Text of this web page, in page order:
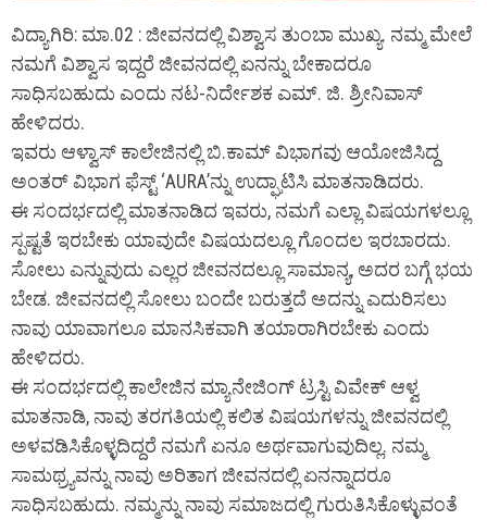
ವಿದ್ಯಾಗಿರಿ: ಮಾ.02 : ಜೀವನದಲ್ಲಿ ವಿಶ್ವಾಸ ತುಂಬಾ ಮುಖ್ಯ. ನಮ್ಮ ಮೇಲೆ
ನಮಗೆ ವಿಶ್ವಾಸ ಇದ್ದರೆ ಜೀವನದಲ್ಲಿ ಏನನ್ನು ಬೇಕಾದರೂ
ಸಾಧಿಸಬಹುದು ಎಂದು ನಟ-ನಿರ್ದೇಶಕ ಎಮ್. ಜಿ. ಶ್ರೀನಿವಾಸ್
ಹೇಳಿದರು.
ಇವರು ಆಳ್ವಾಸ್ ಕಾಲೇಜಿನಲ್ಲಿ ಬಿ.ಕಾಮ್ ವಿಭಾಗವು ಆಯೋಜಿಸಿದ್ದ
ಅಂತರ್ ವಿಭಾಗ ಫೆಸ್ಟ್ ‘AURA’ನ್ನು ಉದ್ಘಾಟಿಸಿ ಮಾತನಾಡಿದರು.
ಈ ಸಂದರ್ಭದಲ್ಲಿ ಮಾತನಾಡಿದ ಇವರು, ನಮಗೆ ಎಲ್ಲಾ ವಿಷಯಗಳಲ್ಲೂ
ಸ್ಪಷ್ಟತೆ ಇರಬೇಕು ಯಾವುದೇ ವಿಷಯದಲ್ಲೂ ಗೊಂದಲ ಇರಬಾರದು.
ಸೋಲು ಎನ್ನುವುದು ಎಲ್ಲರ ಜೀವನದಲ್ಲೂ ಸಾಮಾನ್ಯ, ಅದರ ಬಗ್ಗೆ ಭಯ
ಬೇಡ. ಜೀವನದಲ್ಲಿ ಸೋಲು ಬಂದೇ ಬರುತ್ತದೆ ಅದನ್ನು ಎದುರಿಸಲು
ನಾವು ಯಾವಾಗಲೂ ಮಾನಸಿಕವಾಗಿ ತಯಾರಾಗಿರಬೇಕು ಎಂದು
ಹೇಳಿದರು.
ಈ ಸಂದರ್ಭದಲ್ಲಿ ಕಾಲೇಜಿನ ಮ್ಯಾನೇಜಿಂಗ್ ಟ್ರಸ್ಟಿ ವಿವೇಕ್ ಆಳ್ವ
ಮಾತನಾಡಿ, ನಾವು ತರಗತಿಯಲ್ಲಿ ಕಲಿತ ವಿಷಯಗಳನ್ನು ಜೀವನದಲ್ಲಿ
ಅಳವಡಿಸಿಕೊಳ್ಳದಿದ್ದರೆ ನಮಗೆ ಏನೂ ಅರ್ಥವಾಗುವುದಿಲ್ಲ. ನಮ್ಮ
ಸಾಮಥ್ರ್ಯವನ್ನು ನಾವು ಅರಿತಾಗ ಜೀವನದಲ್ಲಿ ಏನನ್ನಾದರೂ
ಸಾಧಿಸಬಹುದು. ನಮ್ಮನ್ನು ನಾವು ಸಮಾಜದಲ್ಲಿ ಗುರುತಿಸಿಕೊಳ್ಳುವಂತೆ